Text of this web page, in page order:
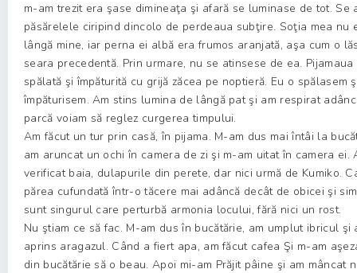
m-am trezit era şase dimineaţa şi afară se luminase de tot. Se
păsărelele ciripind dincolo de perdeaua subţire. Soţia mea nu
lângă mine, iar perna ei albă era frumos aranjată, aşa cum o
seara precedentă. Prin urmare, nu se atinsese de ea.
spălată şi împăturită cu grijă zăcea pe noptieră. Eu o spălasem
împăturisem. Am stins lumina de lângă pat şi am respirat
parcă voiam să reglez curgerea timpului.
Am făcut un tur prin casă, în pijama. M-am dus mai întâi la
am aruncat un ochi în camera de zi şi m-am uitat în camera ei.
verificat baia, dulapurile din perete, dar nici urmă de Kumiko.
părea cufundată într-o tăcere mai adâncă decât de obicei şi
sunt singurul care perturbă armonia locului, fără nici un rost.
Nu ştiam ce să fac. M-am dus în bucătărie, am umplut ibricul şi
aprins aragazul. Când a fiert apa, am făcut cafea Şi m-am
din bucătărie să o beau. Apoi mi-am Prăjit pâine şi am mâncat